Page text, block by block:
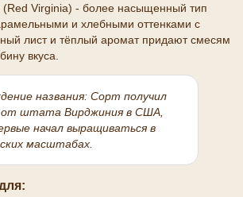
Virginia) - более насыщенный тип
и хлебными оттенками с
лист и тёплый аромат придают смесям
вкуса.
названия: Сорт получил
от штата Вирджиния в США,
начал выращиваться в
масштабах.